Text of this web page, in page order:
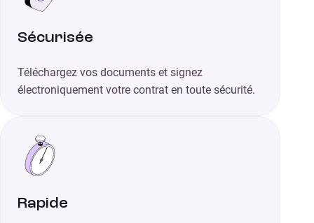
Sécurisée
Téléchargez vos documents et signez
électroniquement votre contrat en toute sécurité.
Rapide